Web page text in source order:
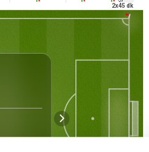
2x45 dk
33919